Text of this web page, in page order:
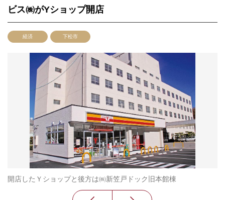
ビス㈱がYショップ開店
経済 下松市
開店したＹショップと後方は㈱新笠戸ドック旧本館棟